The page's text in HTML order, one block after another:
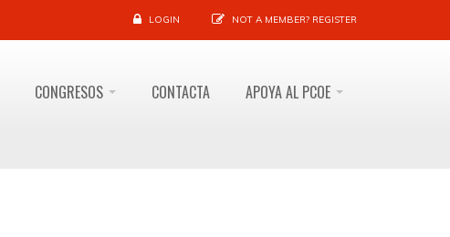
LOGIN NOT A MEMBER? REGISTER
CONGRESOS CONTACTA APOYA AL PCOE